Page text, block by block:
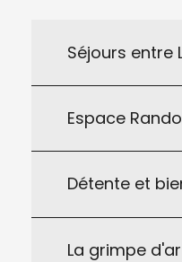
Séjours entre
Espace
Détente et
La grimpe
ou comment
nous
organiser un séjour